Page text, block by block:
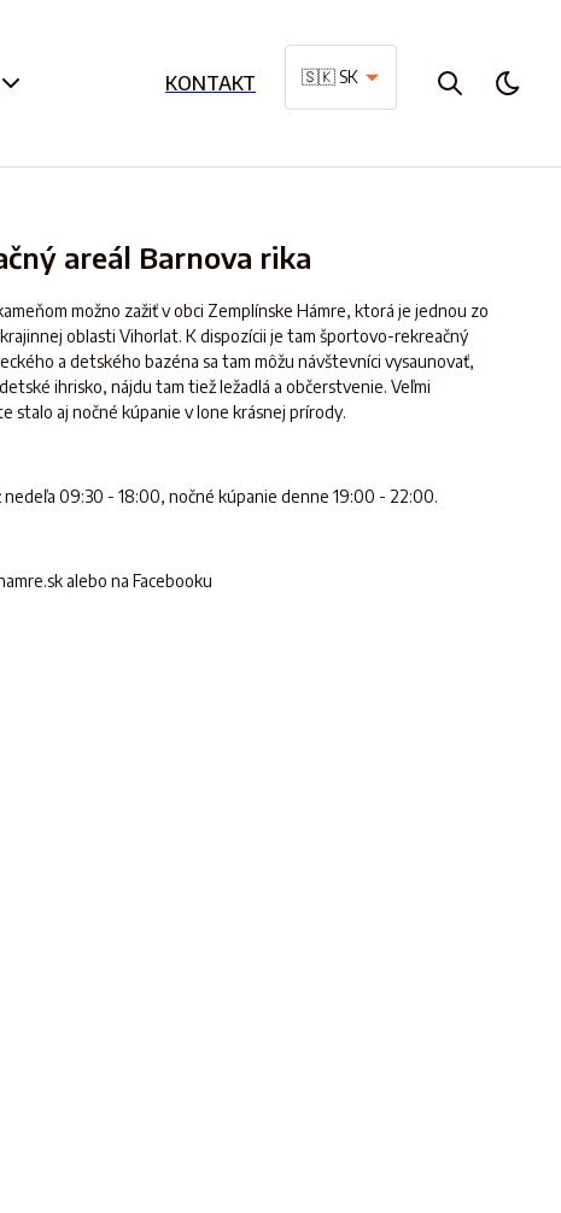
KONTAKT 🇸🇰 SK
areál Barnova rika
možno zažiť v obci Zemplínske Hámre, ktorá je jednou zo
oblasti Vihorlat. K dispozícii je tam športovo-rekreačný
a detského bazéna sa tam môžu návštevníci vysaunovať,
ihrisko, nájdu tam tiež ležadlá a občerstvenie. Veľmi
stalo aj nočné kúpanie v lone krásnej prírody.
09:30 - 18:00, nočné kúpanie denne 19:00 - 22:00.
alebo na Facebooku